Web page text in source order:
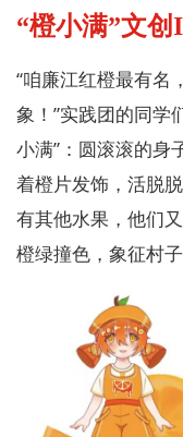
“橙小满”文创
“咱廉江红橙最有名
象！”实践团的同学
小满”：圆滚滚的身
着橙片发饰，活脱
有其他水果，他们
橙绿撞色，象征村